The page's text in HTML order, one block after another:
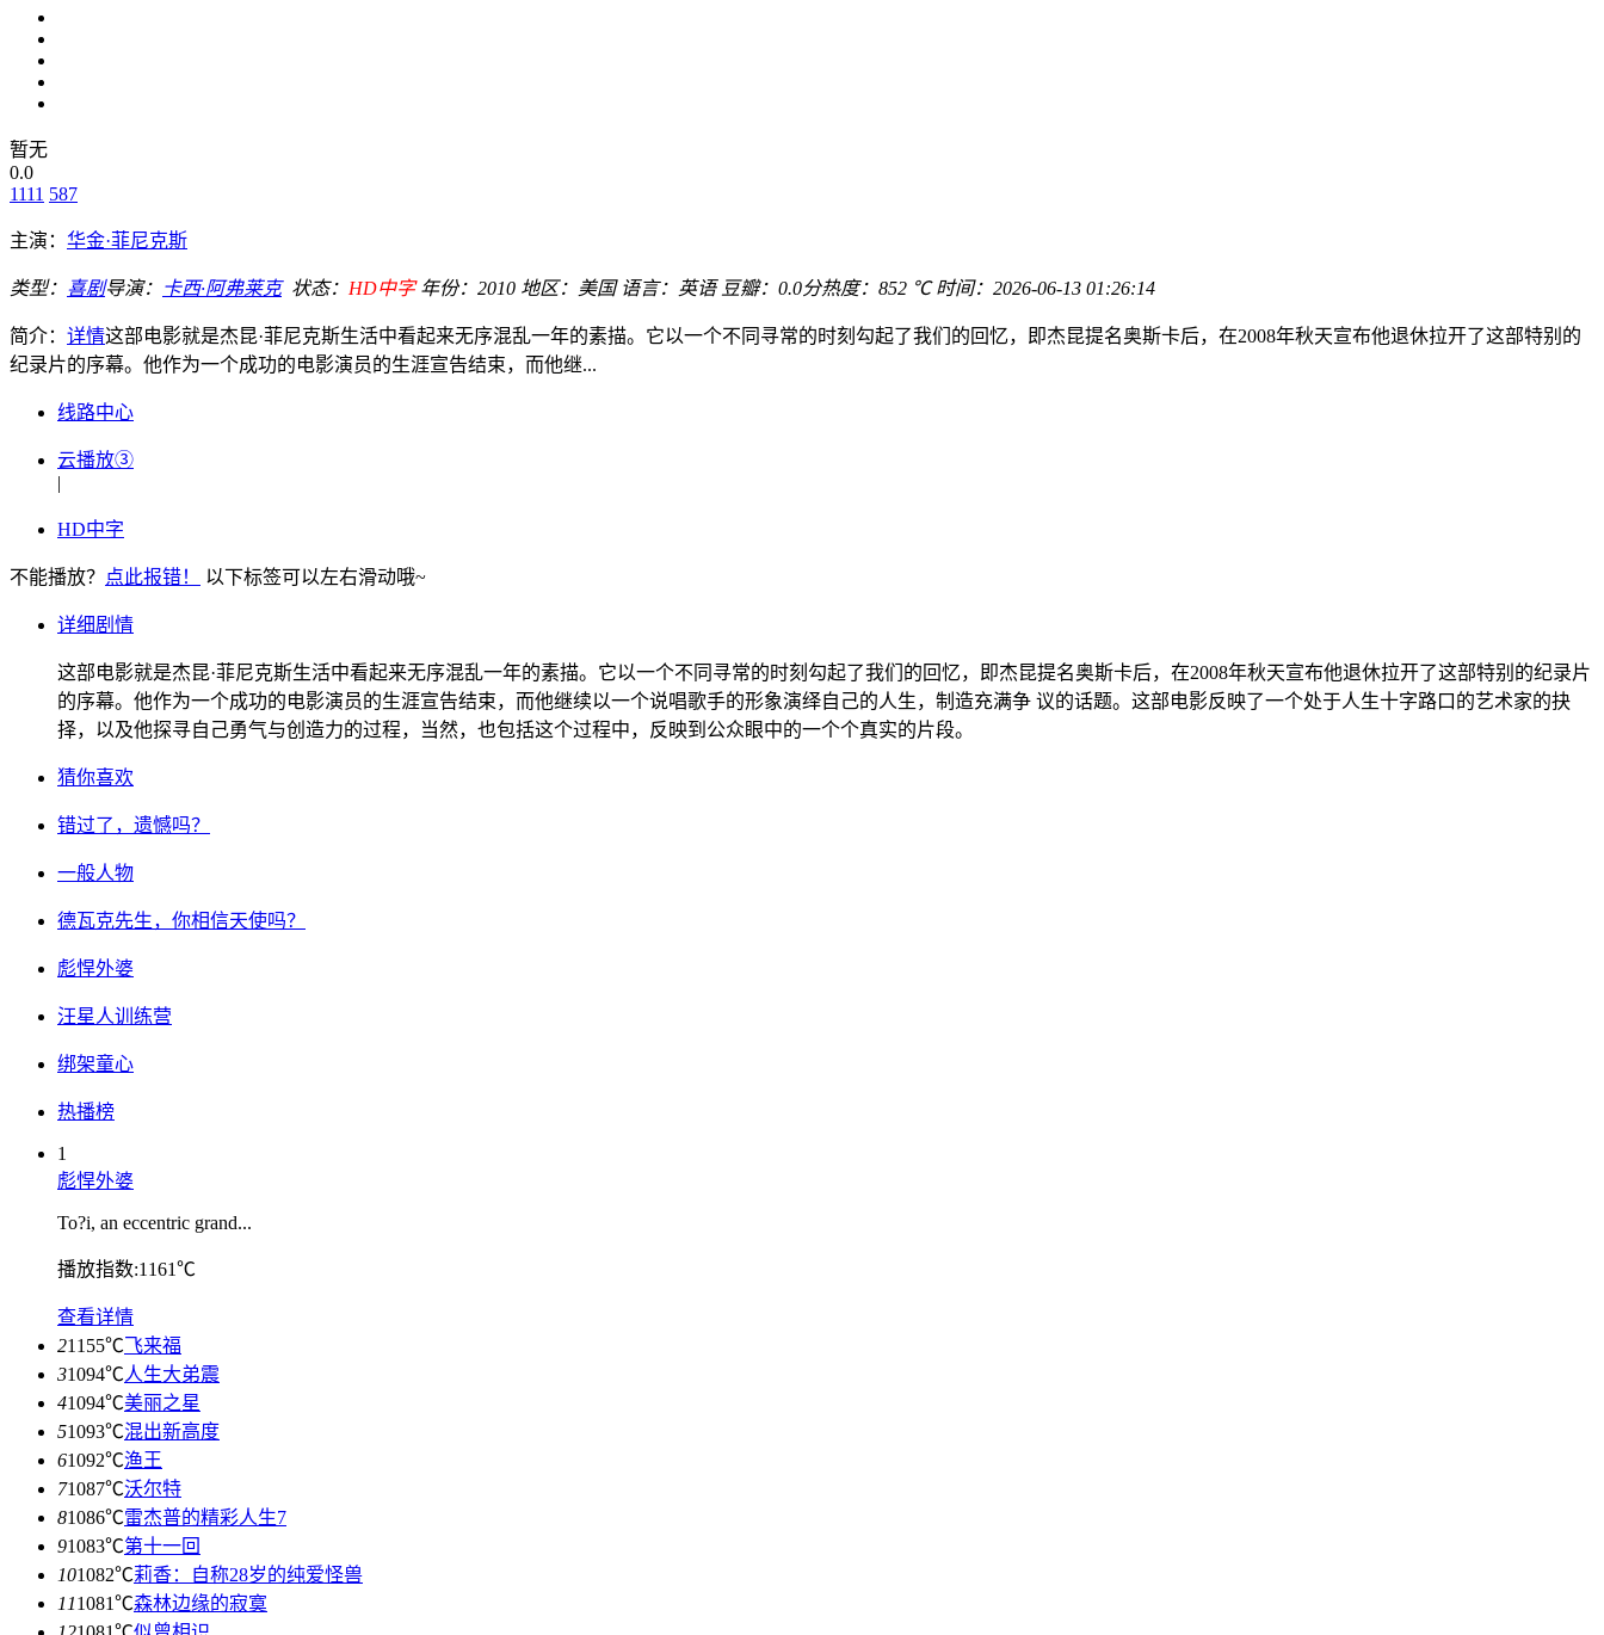
暂无
0.0
1111 587
主演： 华金·菲尼克斯
类型： 喜剧导演： 卡西·阿弗莱克 状态： HD中字 年份： 2010 地区： 美国 语言： 英语 豆瓣：0.0分热度：852 ℃ 时间： 2026-06-13 01:26:14
简介： 详情这部电影就是杰昆·菲尼克斯生活中看起来无序混乱一年的素描。它以一个不同寻常的时刻勾起了我们的回忆，即杰昆提名奥斯卡后，在2008年秋天宣布他退休拉开了这部特别的
纪录片的序幕。他作为一个成功的电影演员的生涯宣告结束，而他继...
线路中心
云播放③
|
HD中字
不能播放？ 点此报错！ 以下标签可以左右滑动哦~
详细剧情
这部电影就是杰昆·菲尼克斯生活中看起来无序混乱一年的素描。它以一个不同寻常的时刻勾起了我们的回忆，即杰昆提名奥斯卡后，在2008年秋天宣布他退休拉开了这部特别的纪录片
的序幕。他作为一个成功的电影演员的生涯宣告结束，而他继续以一个说唱歌手的形象演绎自己的人生，制造充满争 议的话题。这部电影反映了一个处于人生十字路口的艺术家的抉
择，以及他探寻自己勇气与创造力的过程，当然，也包括这个过程中，反映到公众眼中的一个个真实的片段。
猜你喜欢
错过了，遗憾吗？
一般人物
德瓦克先生，你相信天使吗？
彪悍外婆
汪星人训练营
绑架童心
热播榜
1
彪悍外婆
To?i, an eccentric grand...
播放指数:1161℃
查看详情
21155℃飞来福
31094℃人生大弟震
41094℃美丽之星
51093℃混出新高度
61092℃渔王
71087℃沃尔特
81086℃雷杰普的精彩人生7
91083℃第十一回
101082℃莉香：自称28岁的纯爱怪兽
111081℃森林边缘的寂寞